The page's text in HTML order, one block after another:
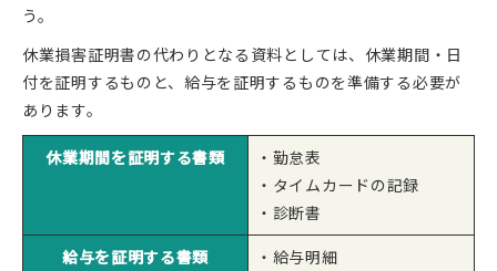
う。
休業損害証明書の代わりとなる資料としては、休業期間・日
付を証明するものと、給与を証明するものを準備する必要が
あります。
休業期間を証明する書類
・勤怠表
・タイムカードの記録
・診断書
給与を証明する書類
・給与明細